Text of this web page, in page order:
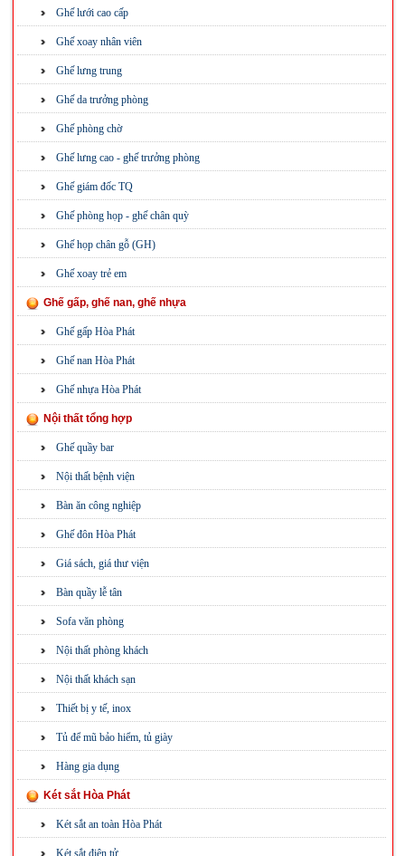
Ghế lưới cao cấp
Ghế xoay nhân viên
Ghế lưng trung
Ghế da trưởng phòng
Ghế phòng chờ
Ghế lưng cao - ghế trưởng phòng
Ghế giám đốc TQ
Ghế phòng họp - ghế chân quỳ
Ghế họp chân gỗ (GH)
Ghế xoay trẻ em
Ghế gấp, ghế nan, ghế nhựa
Ghế gấp Hòa Phát
Ghế nan Hòa Phát
Ghế nhựa Hòa Phát
Nội thất tổng hợp
Ghế quầy bar
Nội thất bệnh viện
Bàn ăn công nghiệp
Ghế đôn Hòa Phát
Giá sách, giá thư viện
Bàn quầy lễ tân
Sofa văn phòng
Nội thất phòng khách
Nội thất khách sạn
Thiết bị y tế, inox
Tủ để mũ bảo hiểm, tủ giày
Hàng gia dụng
Két sắt Hòa Phát
Két sắt an toàn Hòa Phát
Két sắt điện tử